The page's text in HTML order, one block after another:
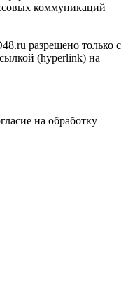
коммуникаций
разрешено только с
(hyperlink) на
на обработку